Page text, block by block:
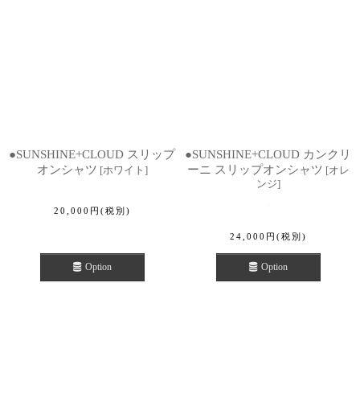
●SUNSHINE+CLOUD スリップ
オンシャツ [ホワイト ]
20,000 円 (税別)
Option
●SUNSHINE+CLOUD カンクリ
ーニ スリップオンシャツ [オレ
ンジ]
24,000 円 (税別)
Option